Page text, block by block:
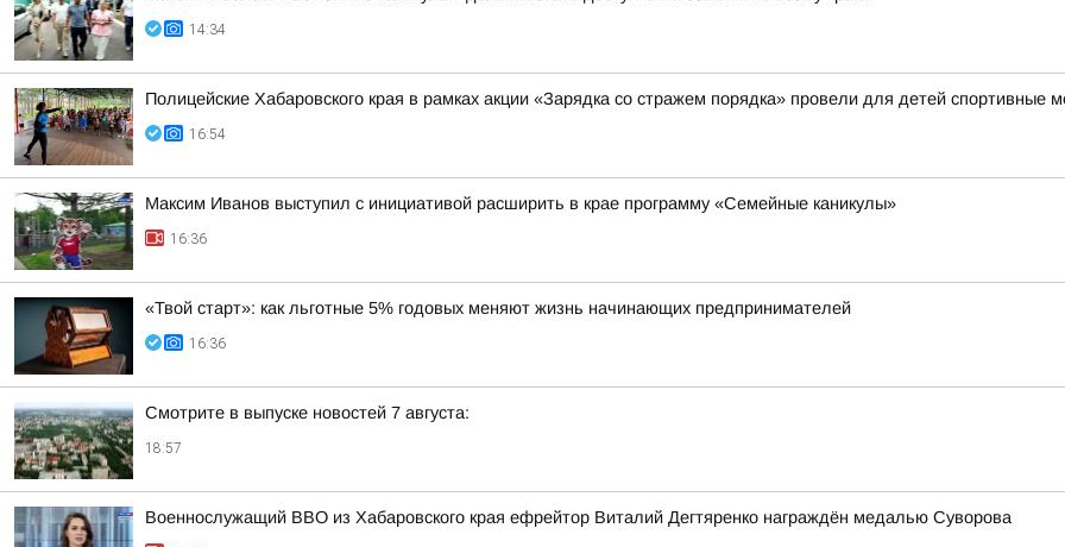
14:34
Полицейские Хабаровского края в рамках акции «Зарядка со стражем порядка» провели для детей спортивные
16:54
Максим Иванов выступил с инициативой расширить в крае программу «Семейные каникулы»
16:36
«Твой старт»: как льготные 5% годовых меняют жизнь начинающих предпринимателей
16:36
Смотрите в выпуске новостей 7 августа:
18:57
Военнослужащий ВВО из Хабаровского края ефрейтор Виталий Дегтяренко награждён медалью Суворова